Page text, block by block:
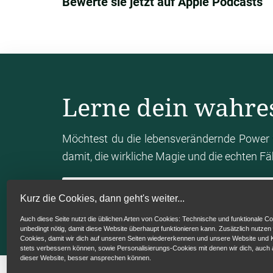
Kurz die Cookies, dann geht's weiter...
Auch diese Seite nutzt die üblichen Arten von Cookies: Technische und funktionale
unbedingt nötig, damit diese Website überhaupt funktionieren kann. Zusätzlich
Cookies, damit wir dich auf unseren Seiten wiedererkennen und unsere Website und
stets verbessern können, sowie Personalisierungs-Cookies mit denen wir dich, auch
dieser Website, besser ansprechen können.
Kaffee gemacht und bin hochgekommen,
gebracht, der etwa zwei Wochen
versucht und irgendwann nach diesen
Dingen nicht mal eben schnell zu
mich dann letzten Endes ja zu dir geführt
Thema bleiben und das, was einfach so
jetzt ja diese, diese diese Komponente gar
und dass ich eben in unserer
ich dann so richtig gemerkt habe, ähm,
vollen Frieden damit gefunden. Ich finde es
Lerne dein
Möchtest du die lebensverändernde
damit, die wirkliche Magie und die echten
Mein Human Design Chart